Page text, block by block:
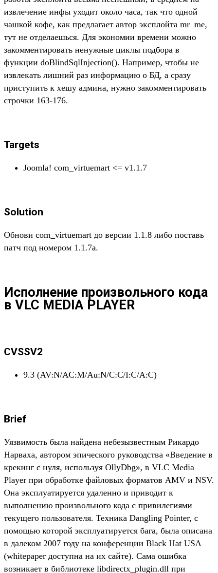
извлечение инфы уходит около часа, так что одной
чашкой кофе, как предлагает автор эксплойта mr_me,
тут не отделаешься. Для экономии времени можно
закомментировать ненужные циклы подбора в
функции doBlindSqlInjection(). Например, чтобы не
извлекать лишний раз информацию о БД, а сразу
приступить к хешу админа, нужно закомментировать
строчки 163-176.
Targets
Joomla! com_virtuemart <= v1.1.7
Solution
Обнови com_virtuemart до версии 1.1.8 либо поставь
патч под номером 1.1.7а.
Исполнение произвольного кода
в VLC MEDIA PLAYER
CVSSV2
9.3 (AV:N/AC:M/Au:N/C:C/I:C/A:C)
Brief
Уязвимость была найдена небезызвестным Рикардо
Нарваха, автором эпического руководства «Введение в
крекинг с нуля, используя OllyDbg», в VLC Media
Player при обработке файловых форматов AMV и NSV.
Она эксплуатируется удаленно и приводит к
выполнению произвольного кода с привилегиями
текущего пользователя. Техника Dangling Pointer, с
помощью которой эксплуатируется бага, была описана
в далеком 2007 году на конференции Black Hat USA
(whitepaper доступна на их сайте). Сама ошибка
возникает в библиотеке libdirectx_plugin.dll при